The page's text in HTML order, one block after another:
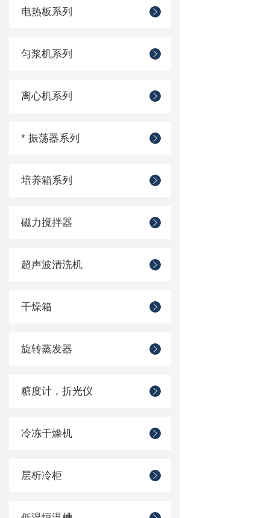
电热板系列
匀浆机系列
离心机系列
* 振荡器系列
培养箱系列
磁力搅拌器
超声波清洗机
干燥箱
旋转蒸发器
糖度计，折光仪
冷冻干燥机
层析冷柜